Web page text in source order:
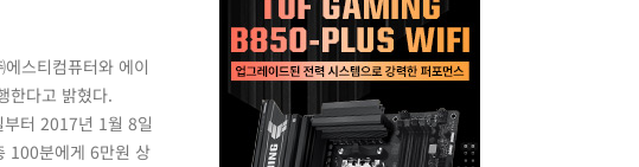
스티컴퓨터와 에이
한다고 밝혔다.
부터 2017년 1월 8일
100분에게 6만원 상